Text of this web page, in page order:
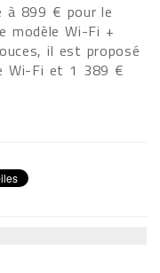
à 899 € pour le
modèle Wi-Fi +
il est proposé
Wi-Fi et 1 389 €